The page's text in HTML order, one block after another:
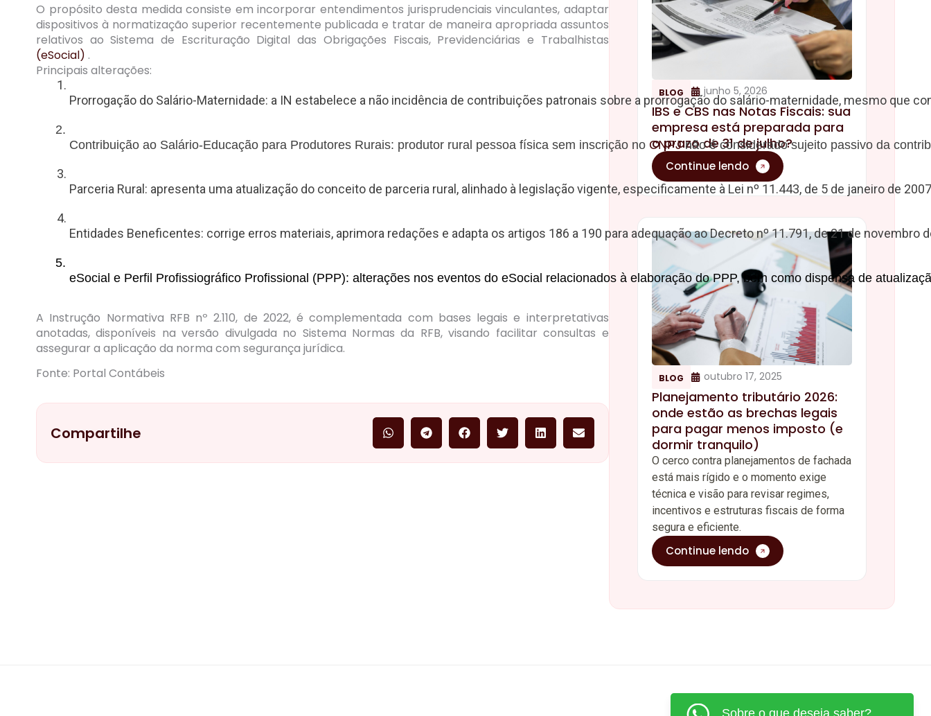
BLOG junho 5, 2026
IBS e CBS nas Notas Fiscais: sua
empresa está preparada para
o prazo de 31 de julho?
Continue lendo
BLOG outubro 17, 2025
Planejamento tributário 2026:
onde estão as brechas legais
para pagar menos imposto (e
dormir tranquilo)
O cerco contra planejamentos de fachada
está mais rígido e o momento exige
técnica e visão para revisar regimes,
incentivos e estruturas fiscais de forma
segura e eficiente.
Continue lendo
O propósito desta medida consiste em incorporar entendimentos jurisprudenciais vinculantes, adaptar
dispositivos à normatização superior recentemente publicada e tratar de maneira apropriada assuntos
relativos ao Sistema de Escrituração Digital das Obrigações Fiscais, Previdenciárias e Trabalhistas
(eSocial) .
Principais alterações:
Prorrogação do Salário-Maternidade: a IN estabelece a não incidência de contribuições patronais sobre a prorrogação do salário-maternidade, mesmo que
Contribuição ao Salário-Educação para Produtores Rurais: produtor rural pessoa física sem inscrição no CNPJ não é considerado sujeito passivo da
Parceria Rural: apresenta uma atualização do conceito de parceria rural, alinhado à legislação vigente, especificamente à Lei nº 11.443, de 5 de janeiro de
Entidades Beneficentes: corrige erros materiais, aprimora redações e adapta os artigos 186 a 190 para adequação ao Decreto nº 11.791, de 21 de
eSocial e Perfil Profissiográfico Profissional (PPP): alterações nos eventos do eSocial relacionados à elaboração do PPP, bem como dispensa de
A Instrução Normativa RFB nº 2.110, de 2022, é complementada com bases legais e interpretativas
anotadas, disponíveis na versão divulgada no Sistema Normas da RFB, visando facilitar consultas e
assegurar a aplicação da norma com segurança jurídica.
Fonte: Portal Contábeis
Compartilhe
Sobre o que deseja saber?